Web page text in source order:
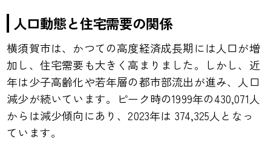
人口動態と住宅需要の関係
横須賀市は、かつての高度経済成長期には人口が増
加し、住宅需要も大きく高まりました。しかし、近
年は少子高齢化や若年層の都市部流出が進み、人口
減少が続いています。ピーク時の1999年の430,071人
からは減少傾向にあり、2023年は 374,325人となっ
ています。